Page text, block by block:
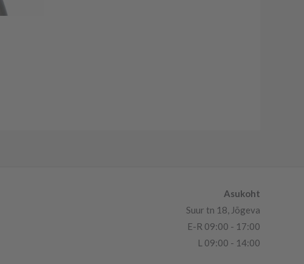
Asukoht
Suur tn 18, Jõgeva
E-R 09:00 - 17:00
L 09:00 - 14:00